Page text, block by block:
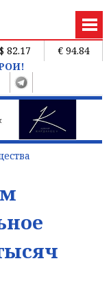
$ 82.17
€ 94.84